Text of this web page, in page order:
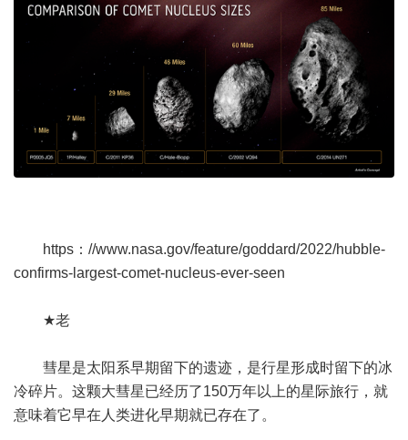
https：//www.nasa.gov/feature/goddard/2022/hubble-
confirms-largest-comet-nucleus-ever-seen
★老
彗星是太阳系早期留下的遗迹，是行星形成时留下的冰
冷碎片。这颗大彗星已经历了150万年以上的星际旅行，就
意味着它早在人类进化早期就已存在了。